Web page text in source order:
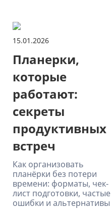
15.01.2026
Планерки,
которые
работают:
секреты
продуктивных
встреч
Как организовать
планёрки без потери
времени: форматы, чек-
лист подготовки, частые
ошибки и альтернативы